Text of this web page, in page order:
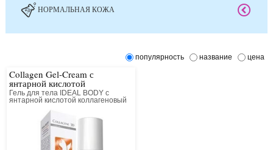
НОРМАЛЬНАЯ КОЖА
популярность название цена
Collagen Gel-Cream с
янтарной кислотой
Гель для тела IDEAL BODY с
янтарной кислотой коллагеновый